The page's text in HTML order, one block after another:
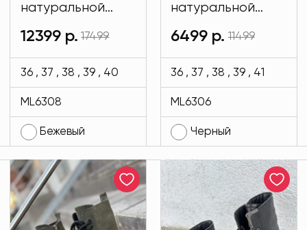
натуральной
кожи Regina
Bottini бежевого
цвета MODLAV
ML6308-4
12399 р. 17499
36 , 37 , 38 , 39 , 40
ML6308
Бежевый
натуральной
кожи черного
цвета MODLAV
ML6306-13
6499 р. 11499
36 , 37 , 38 , 39 , 41
ML6306
Черный